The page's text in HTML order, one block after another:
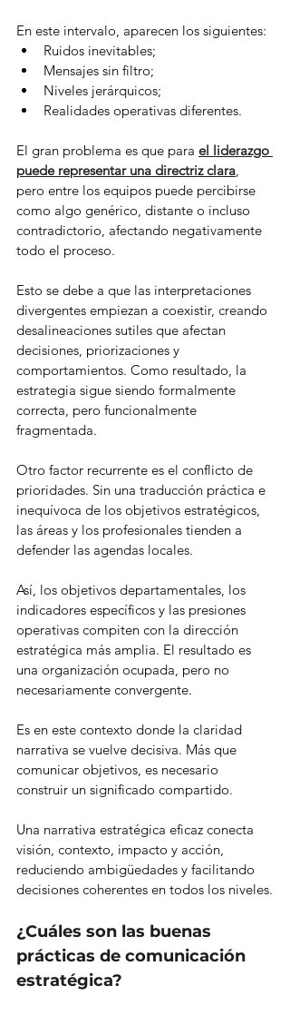
En este intervalo, aparecen los siguientes:
Ruidos inevitables;
Mensajes sin filtro;
Niveles jerárquicos;
Realidades operativas diferentes.
El gran problema es que para el liderazgo
puede representar una directriz clara,
pero entre los equipos puede percibirse
como algo genérico, distante o incluso
contradictorio, afectando negativamente
todo el proceso.
Esto se debe a que las interpretaciones
divergentes empiezan a coexistir, creando
desalineaciones sutiles que afectan
decisiones, priorizaciones y
comportamientos. Como resultado, la
estrategia sigue siendo formalmente
correcta, pero funcionalmente
fragmentada.
Otro factor recurrente es el conflicto de
prioridades. Sin una traducción práctica e
inequívoca de los objetivos estratégicos,
las áreas y los profesionales tienden a
defender las agendas locales.
Así, los objetivos departamentales, los
indicadores específicos y las presiones
operativas compiten con la dirección
estratégica más amplia. El resultado es
una organización ocupada, pero no
necesariamente convergente.
Es en este contexto donde la claridad
narrativa se vuelve decisiva. Más que
comunicar objetivos, es necesario
construir un significado compartido.
Una narrativa estratégica eficaz conecta
visión, contexto, impacto y acción,
reduciendo ambigüedades y facilitando
decisiones coherentes en todos los niveles.
¿Cuáles son las buenas
prácticas de comunicación
estratégica?